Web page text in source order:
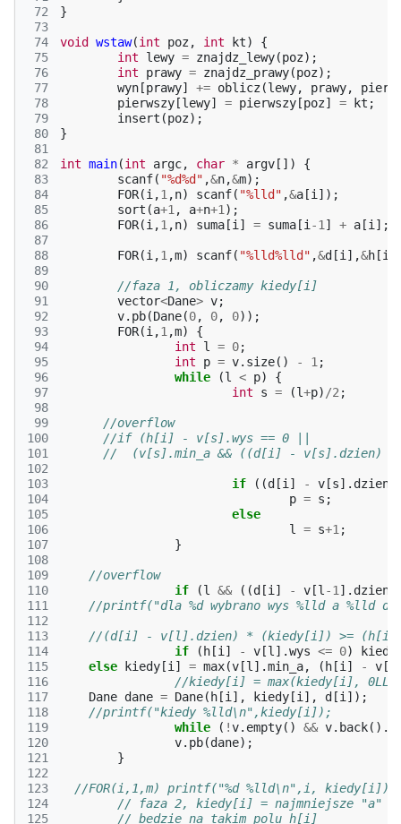
72
73
74
75
76
77
78
79
80
81
82
83
84
85
86
87
88
89
90
91
92
93
94
95
96
97
98
99
100
101
102
103
104
105
106
107
108
109
110
111
112
113
114
115
116
117
118
119
120
121
122
123
124
125
}
void wstaw(int poz, int kt)
{
int
lewy = znajdz_lewy(poz);
int
prawy = znajdz_prawy(poz);
wyn [prawy] += oblicz(lewy, prawy,
pierwszy [lewy] = pierwszy [poz] = kt ;
insert (poz);
}
int main(int argc, char * argv [])
{
scanf( "%d%d" ,&n,&m);
FOR(i ,1 ,n) scanf( "%lld" ,&a [i ]);
sort (a+1 , a+n+1 );
FOR(i ,1 ,n) suma [i ] = suma [i -1 ] + a [i ];
FOR(i ,1 ,m) scanf( "%lld%lld" ,&d [i ],&h [i
//faza 1, obliczamy kiedy[i]
vector<Dane> v;
v. pb(Dane(0, 0, 0));
FOR(i ,1 ,m)
{
int
l = 0;
int
p = v. size() - 1 ;
while
(l < p)
{
int
s = (l+p) /2 ;
//overflow
//if (h[i] - v[s].wys == 0 ||
if ((d [i ] - v [s]. dzien
p = s ;
else
l
= s+1 ;
}
//overflow
if
(l && ((d [i ] - v [l -1 ]. dzien
//printf("dla %d wybrano wys %lld a
//(d[i] - v[l].dzien) * (kiedy[i]) >=
if
( h [i ] - v [l ].wys <= 0) kiedy
else
kiedy [i ] = max(v [l ].min_a, ( h [i ] - v [
//kiedy[i] = max(kiedy[i],
Dane dane = Dane( h [i ], kiedy [i ], d [i ]);
//printf("kiedy %lld\n",kiedy[i]);
while
( !v. empty() && v. back().
v. pb(dane);
}
//FOR(i,1,m) printf("%d %lld\n",i, kiedy[i]);
// faza 2, kiedy[i] = najmniejsze "a"
// bedzie na takim polu h[i]